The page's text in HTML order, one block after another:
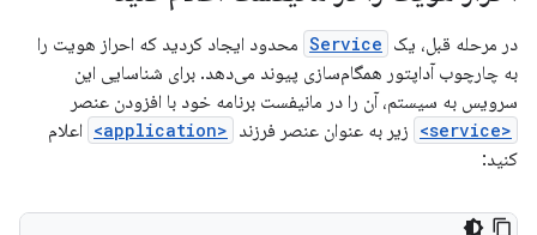
در مرحله قبل، یک Service محدود ایجاد کردید که احراز هویت را
به چارچوب آداپتور همگام‌سازی پیوند می‌دهد. برای شناسایی این
سرویس به سیستم، آن را در مانیفست برنامه خود با افزودن عنصر
<service> زیر به عنوان عنصر فرزند <application>
اعلام
کنید: